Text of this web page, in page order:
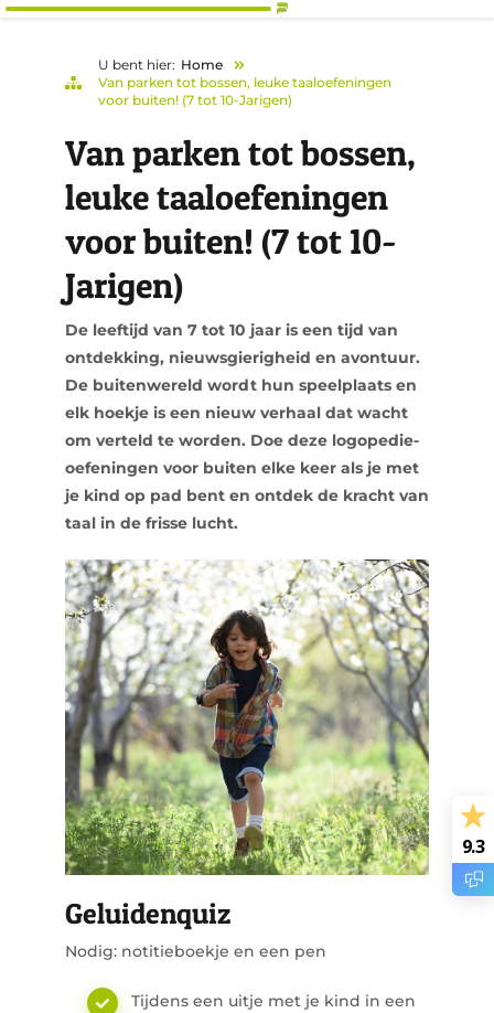
U bent hier: Home
Van parken tot bossen, leuke taaloefeningen
voor buiten! (7 tot 10-Jarigen)
Van parken tot bossen,
leuke taaloefeningen
voor buiten! (7 tot 10-
Jarigen)
De leeftijd van 7 tot 10 jaar is een tijd van
ontdekking, nieuwsgierigheid en avontuur.
De buitenwereld wordt hun speelplaats en
elk hoekje is een nieuw verhaal dat wacht
om verteld te worden. Doe deze logopedie-
oefeningen voor buiten elke keer als je met
je kind op pad bent en ontdek de kracht van
taal in de frisse lucht.
Geluidenquiz
Nodig: notitieboekje en een pen
Tijdens een uitje met je kind in een
9.3